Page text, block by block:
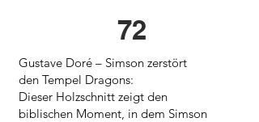
72
Gustave Doré – Simson zerstört
den Tempel Dragons:
Dieser Holzschnitt zeigt den
biblischen Moment, in dem Simson